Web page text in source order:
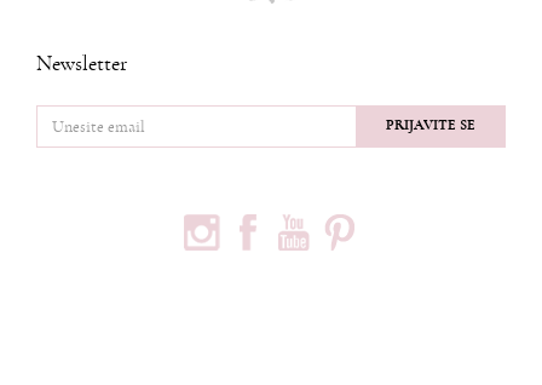
Newsletter
PRIJAVITE SE